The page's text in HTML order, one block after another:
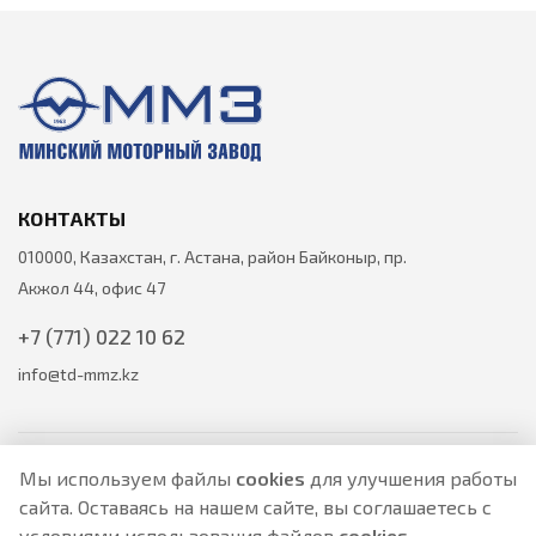
Мы используем файлы cookies для улучшения работы
сайта. Оставаясь на нашем сайте, вы соглашаетесь с
КОНТАКТЫ
010000, Казахстан, г. Астана, район Байконыр, пр.
Акжол 44, офис 47
+7 (771) 022 10 62
info@td-mmz.kz
Все цены на товары указаны только для ознакомления и не